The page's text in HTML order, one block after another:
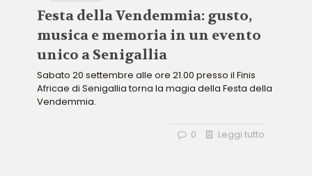
Festa della Vendemmia: gusto,
musica e memoria in un evento
unico a Senigallia
Sabato 20 settembre alle ore 21.00 presso il Finis
Africae di Senigallia torna la magia della Festa della
Vendemmia.
0 Leggi tutto